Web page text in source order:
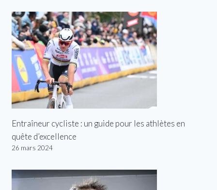
Entraîneur cycliste : un guide pour les athlètes en
quête d’excellence
26 mars 2024